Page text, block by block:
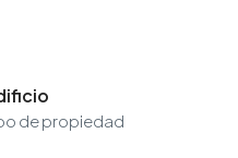
de propiedad